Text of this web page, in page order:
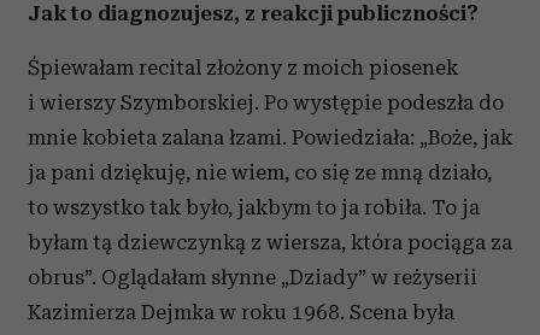
Jak to diagnozujesz, z reakcji publiczności?
Śpiewałam recital złożony z moich piosenek
i wierszy Szymborskiej. Po występie podeszła do
mnie kobieta zalana łzami. Powiedziała: „Boże, jak
ja pani dziękuję, nie wiem, co się ze mną działo,
to wszystko tak było, jakbym to ja robiła. To ja
byłam tą dziewczynką z wiersza, która pociąga za
obrus”. Oglądałam słynne „Dziady” w reżyserii
Kazimierza Dejmka w roku 1968. Scena była